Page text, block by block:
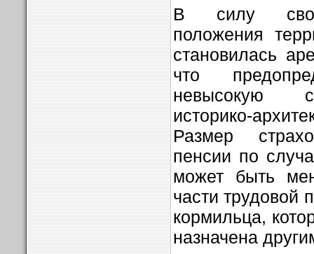
В силу
положения
становилась
что
невысокую
историко-
Размер
пенсии по
может быть
части трудовой
кормильца,
назначена